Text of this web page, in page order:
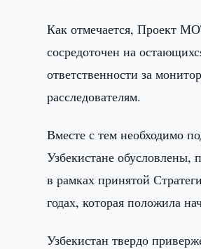
Как отмечается, Проект
сосредоточен на
ответственности за
расследователям.
Вместе с тем необходимо
Узбекистане обусловлены,
в рамках принятой
годах, которая положила
Узбекистан твердо